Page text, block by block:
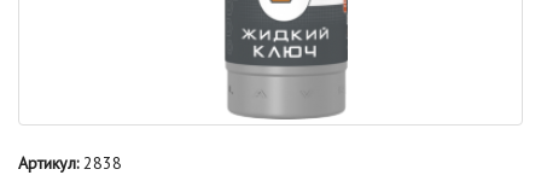
Артикул:2838